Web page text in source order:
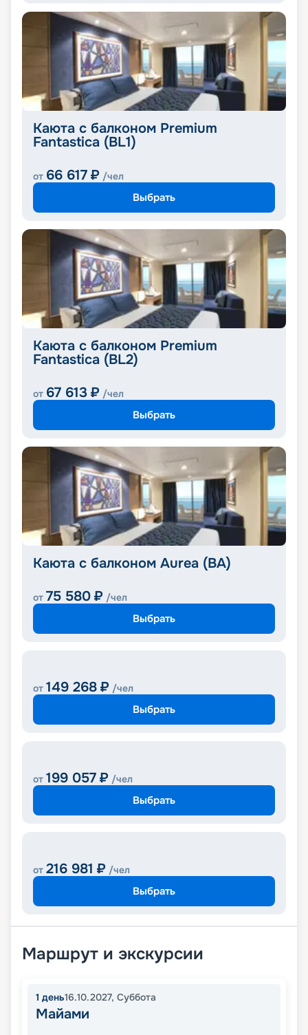
Каюта с балконом Premium
Fantastica (BL1)
от 66 617 ₽ /чел
Выбрать
Каюта с балконом Premium
Fantastica (BL2)
от 67 613 ₽ /чел
Выбрать
Каюта с балконом Aurea (BA)
от 75 580 ₽ /чел
Выбрать
от 149 268 ₽ /чел
Выбрать
от 199 057 ₽ /чел
Выбрать
от 216 981 ₽ /чел
Выбрать
Маршрут и экскурсии
1 день16.10.2027, Суббота
Майами